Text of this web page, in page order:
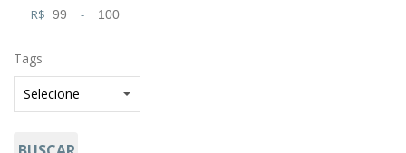
R$ -
Tags